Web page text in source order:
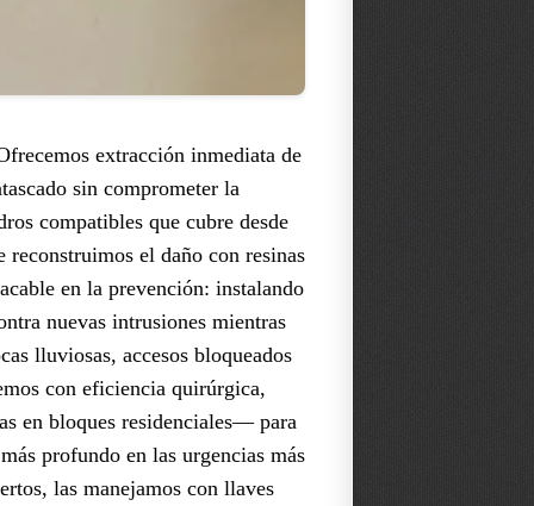
extracción inmediata de
sin comprometer la
compatibles que cubre desde
reconstruimos el daño con resinas
en la prevención: instalando
nuevas intrusiones mientras
lluviosas, accesos bloqueados
con eficiencia quirúrgica,
en bloques residenciales— para
profundo en las urgencias más
las manejamos con llaves